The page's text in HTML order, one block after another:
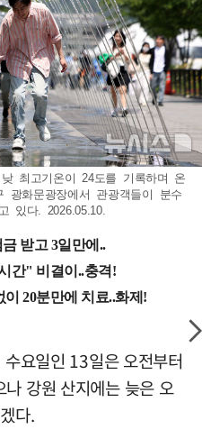
최고기온이 24도를 기록하며 온
화문광장에서 관광객들이 분수
있다. 2026.05.10.
요일인 13일은 오전부터
강원 산지에는 늦은 오
다.